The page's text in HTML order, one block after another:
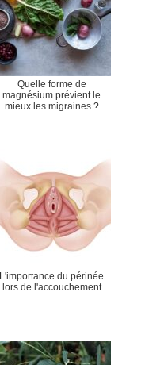
Quelle forme de
magnésium prévient le
mieux les migraines ?
L'importance du périnée
lors de l'accouchement